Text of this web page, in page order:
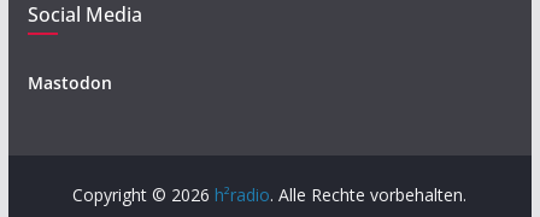
Social Media
Mastodon
Copyright © 2026 h²radio. Alle Rechte vorbehalten.